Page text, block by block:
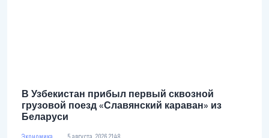
В Узбекистан прибыл первый сквозной
грузовой поезд «Славянский караван» из
Беларуси